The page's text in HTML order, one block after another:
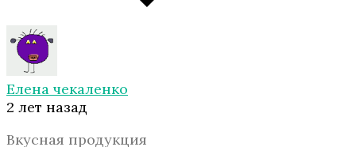
Елена чекаленко
2 лет назад
Вкусная продукция